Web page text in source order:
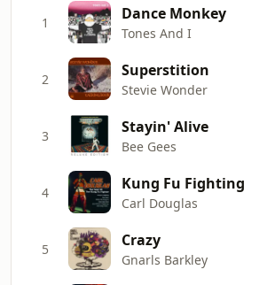
1 Dance Monkey
Tones And I
2 Superstition
Stevie Wonder
3 Stayin' Alive
Bee Gees
4 Kung Fu Fighting
Carl Douglas
5 Crazy
Gnarls Barkley